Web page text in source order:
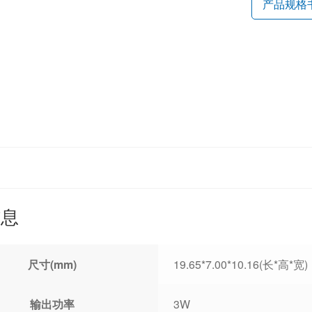
产品规格
尺寸(mm) 19.65*7.00*10.16(长*高*宽)
输出功率 3W